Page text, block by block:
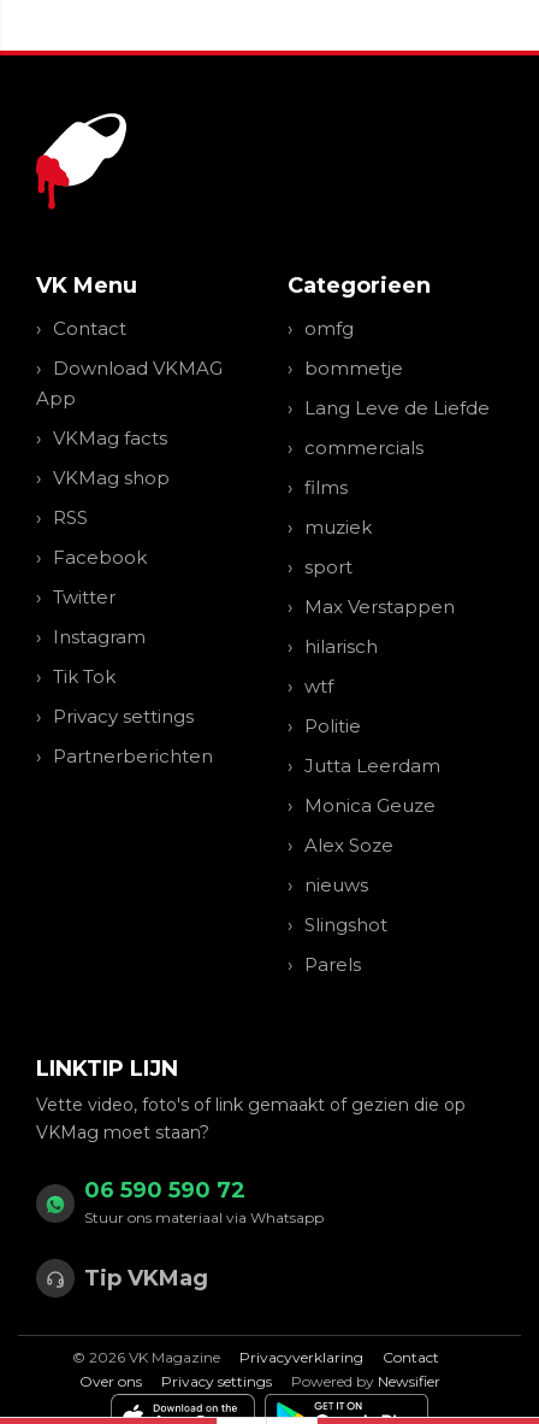
VK Menu
Contact
Download VKMAG
App
VKMag facts
VKMag shop
RSS
Facebook
Twitter
Instagram
Tik Tok
Privacy settings
Partnerberichten
Categorieen
omfg
bommetje
Lang Leve de Liefde
commercials
films
muziek
sport
Max Verstappen
hilarisch
wtf
Politie
Jutta Leerdam
Monica Geuze
Alex Soze
nieuws
Slingshot
Parels
LINKTIP LIJN
Vette video, foto's of link gemaakt of gezien die op
VKMag moet staan?
06 590 590 72
Stuur ons materiaal via Whatsapp
Tip VKMag
© 2026 VK Magazine Privacyverklaring
Contact
Over ons
Privacy settings Powered by Newsifier